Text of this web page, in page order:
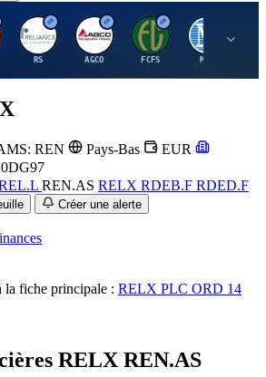
R
RS
A
AGCO
F
FCFS
M
MCO
REN Pays-Bas
EUR
REN.AS RELX RDEB.F RDED.F
Créer une alerte
la fiche principale : RELX PLC ORD 14
RELX REN.AS